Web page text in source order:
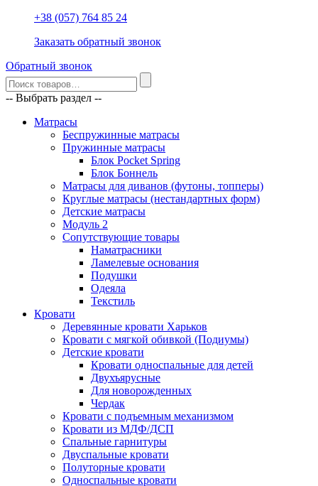
+38 (057) 764 85 24
Заказать обратный звонок
Обратный звонок
-- Выбрать раздел --
Матрасы
Беспружинные матрасы
Пружинные матрасы
Блок Pocket Spring
Блок Боннель
Матрасы для диванов (футоны, топперы)
Круглые матрасы (нестандартных форм)
Детские матрасы
Модуль 2
Сопутствующие товары
Наматрасники
Ламелевые основания
Подушки
Одеяла
Текстиль
Кровати
Деревянные кровати Харьков
Кровати с мягкой обивкой (Подиумы)
Детские кровати
Кровати односпальные для детей
Двухъярусные
Для новорожденных
Чердак
Кровати с подъемным механизмом
Кровати из МДФ/ДСП
Спальные гарнитуры
Двуспальные кровати
Полуторные кровати
Односпальные кровати